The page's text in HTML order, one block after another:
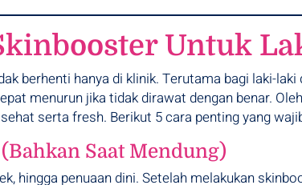
Untuk
berhenti hanya di klinik. Terutama bagi laki-
menurun jika tidak dirawat dengan benar.
serta fresh. Berikut 5 cara penting yang
Saat Mendung)
hingga penuaan dini. Setelah melakukan